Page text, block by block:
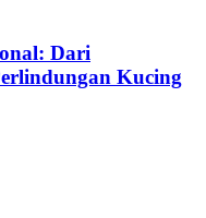
Dari
Kucing